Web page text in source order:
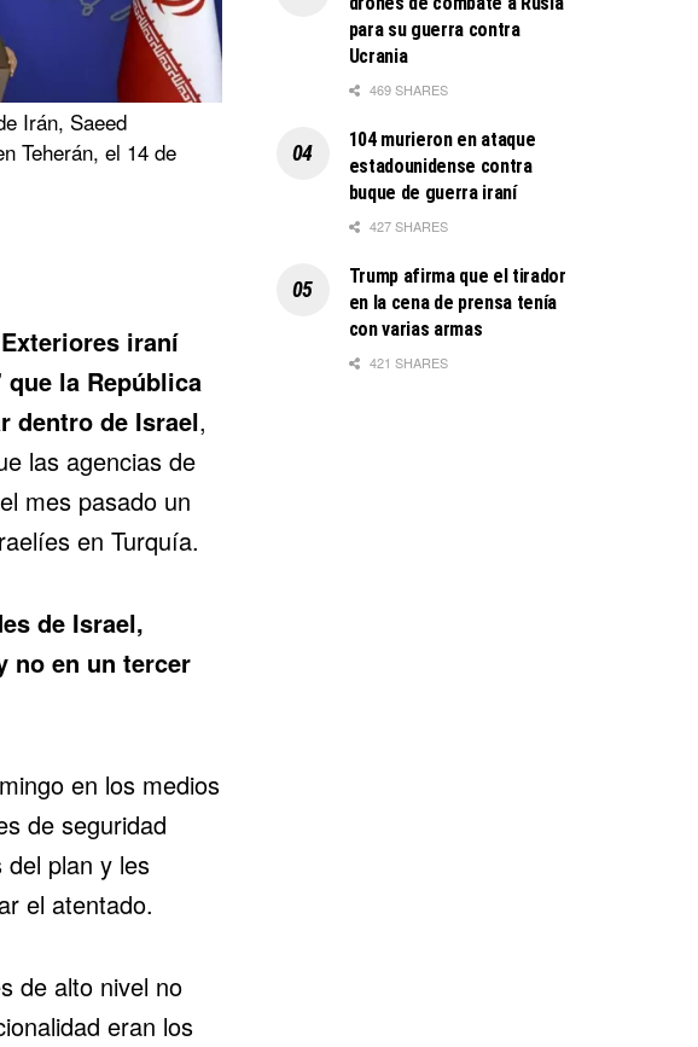
Irán, Saeed
Teherán, el 14 de
iraní
que la República
dentro de Israel,
las agencias de
mes pasado un
en Turquía.
de Israel,
no en un tercer
en los medios
de seguridad
plan y les
el atentado.
de alto nivel no
eran los
para su guerra contra
Ucrania
469 SHARES
104 murieron en ataque
estadounidense contra
buque de guerra iraní
427 SHARES
Trump afirma que el tirador
en la cena de prensa tenía
con varias armas
421 SHARES